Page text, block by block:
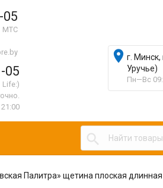
05
МТС
05
Life:)
г.
Уручье)
Пн—Вс

Палитра» щетина плоская длинная